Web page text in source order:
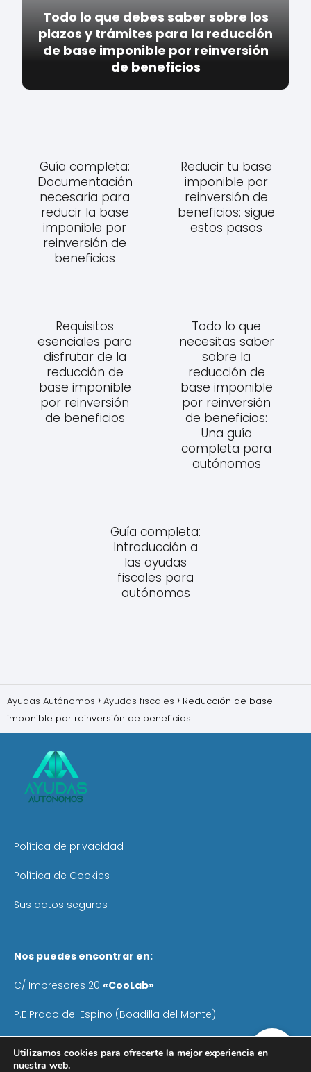
Todo lo que debes saber sobre los
plazos y trámites para la reducción
de base imponible por reinversión
de beneficios
Guía completa:
Documentación
necesaria para
reducir la base
imponible por
reinversión de
beneficios
Reducir tu base
imponible por
reinversión de
beneficios: sigue
estos pasos
Requisitos
esenciales para
disfrutar de la
reducción de
base imponible
por reinversión
de beneficios
Todo lo que
necesitas saber
sobre la
reducción de
base imponible
por reinversión
de beneficios:
Una guía
completa para
autónomos
Guía completa:
Introducción a
las ayudas
fiscales para
autónomos
Ayudas Autónomos Ayudas fiscales
Reducción de base
imponible por reinversión de beneficios
Política de privacidad
Política de Cookies
Sus datos seguros
Nos puedes encontrar en:
C/ Impresores 20 «CooLab»
P.E Prado del Espino (Boadilla del Monte)
Utilizamos cookies para ofrecerte la mejor experiencia en
nuestra web.